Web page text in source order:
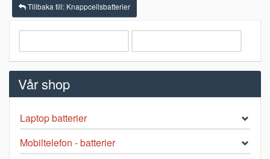
Tillbaka till: Knappcellsbatterier
Vår shop
Laptop batterier
Mobiltelefon - batterier